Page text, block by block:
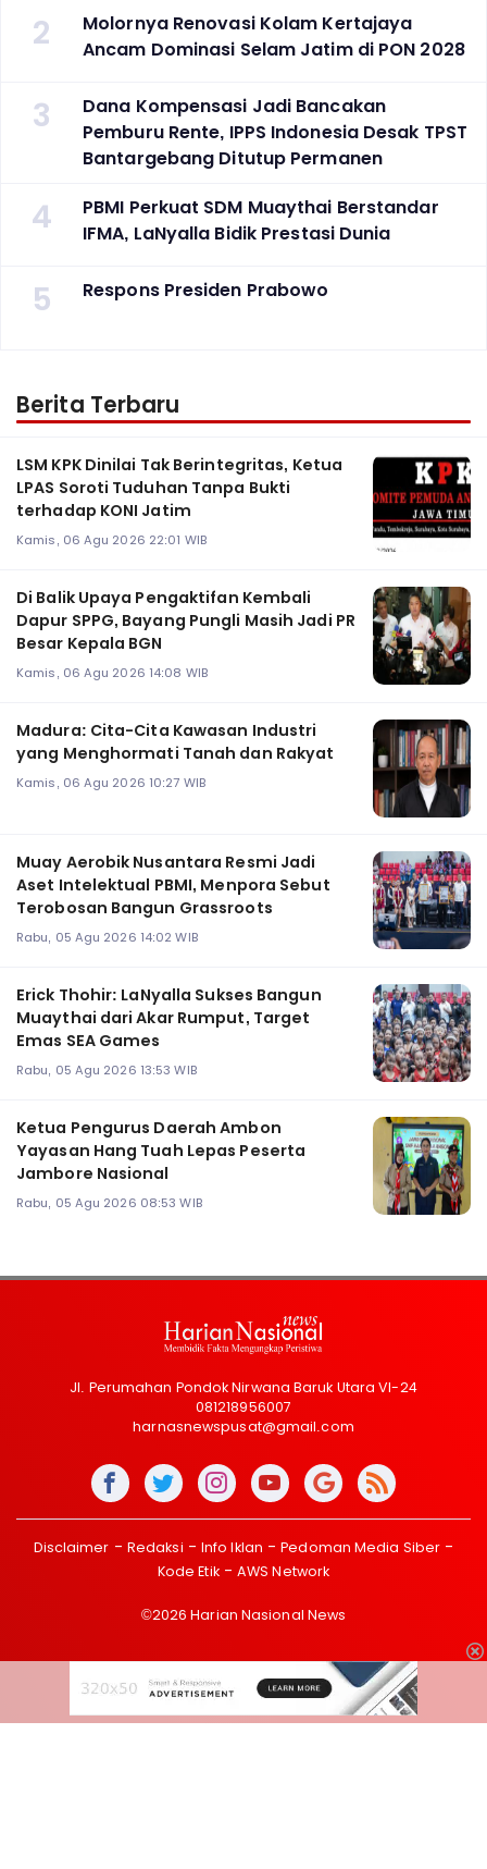
2
Molornya Renovasi Kolam Kertajaya
Ancam Dominasi Selam Jatim di PON 2028
3
Dana Kompensasi Jadi Bancakan
Pemburu Rente, IPPS Indonesia Desak TPST
Bantargebang Ditutup Permanen
4
PBMI Perkuat SDM Muaythai Berstandar
IFMA, LaNyalla Bidik Prestasi Dunia
5 Respons Presiden Prabowo
Berita Terbaru
LSM KPK Dinilai Tak Berintegritas, Ketua
LPAS Soroti Tuduhan Tanpa Bukti
terhadap KONI Jatim
Kamis, 06 Agu 2026 22:01 WIB
Di Balik Upaya Pengaktifan Kembali
Dapur SPPG, Bayang Pungli Masih Jadi PR
Besar Kepala BGN
Kamis, 06 Agu 2026 14:08 WIB
Madura: Cita-Cita Kawasan Industri
yang Menghormati Tanah dan Rakyat
Kamis, 06 Agu 2026 10:27 WIB
Muay Aerobik Nusantara Resmi Jadi
Aset Intelektual PBMI, Menpora Sebut
Terobosan Bangun Grassroots
Rabu, 05 Agu 2026 14:02 WIB
Erick Thohir: LaNyalla Sukses Bangun
Muaythai dari Akar Rumput, Target
Emas SEA Games
Rabu, 05 Agu 2026 13:53 WIB
Ketua Pengurus Daerah Ambon
Yayasan Hang Tuah Lepas Peserta
Jambore Nasional
Rabu, 05 Agu 2026 08:53 WIB
Jl. Perumahan Pondok Nirwana Baruk Utara VI-24
081218956007
harnasnewspusat@gmail.com
Disclaimer Redaksi Info Iklan
Pedoman Media Siber
Kode Etik
AWS Network
©2026 Harian Nasional News